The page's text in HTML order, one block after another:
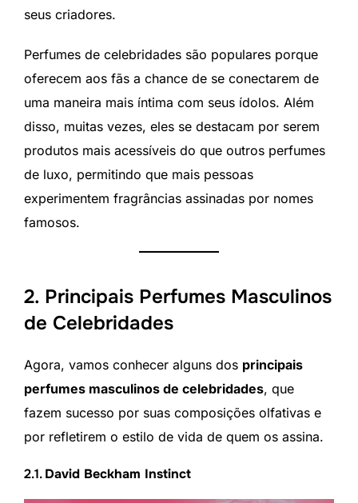
seus criadores.
Perfumes de celebridades são populares porque
oferecem aos fãs a chance de se conectarem de
uma maneira mais íntima com seus ídolos. Além
disso, muitas vezes, eles se destacam por serem
produtos mais acessíveis do que outros perfumes
de luxo, permitindo que mais pessoas
experimentem fragrâncias assinadas por nomes
famosos.
2. Principais Perfumes Masculinos
de Celebridades
Agora, vamos conhecer alguns dos principais
perfumes masculinos de celebridades, que
fazem sucesso por suas composições olfativas e
por refletirem o estilo de vida de quem os assina.
2.1.David Beckham Instinct